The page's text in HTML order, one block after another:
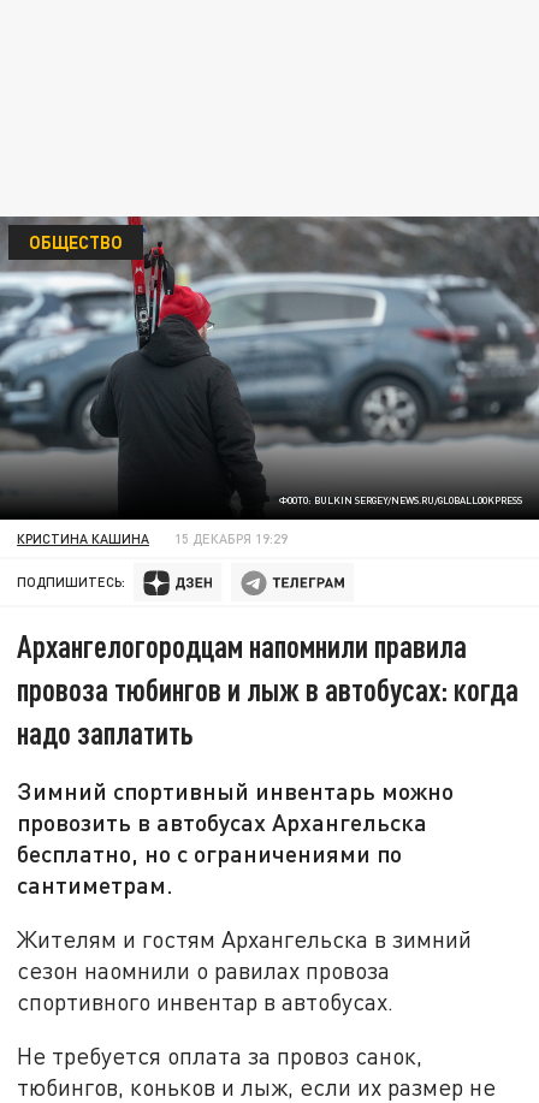
ФООТО: BULKIN SERGEY/NEWS.RU/GLOBALLOOKPRESS
ОБЩЕСТВО
КРИСТИНА КАШИНА 15 ДЕКАБРЯ 19:29
ПОДПИШИТЕСЬ:
Архангелогородцам напомнили правила
провоза тюбингов и лыж в автобусах: когда
надо заплатить
Зимний спортивный инвентарь можно
провозить в автобусах Архангельска
бесплатно, но с ограничениями по
сантиметрам.
Жителям и гостям Архангельска в зимний
сезон наомнили о равилах провоза
спортивного инвентар в автобусах.
Не требуется оплата за провоз санок,
тюбингов, коньков и лыж, если их размер не